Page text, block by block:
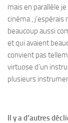
mais en parallèle
cinéma ,
beaucoup aussi
et qui avaient
convient pas
virtuose d’un
plusieurs
Il y a d’autres